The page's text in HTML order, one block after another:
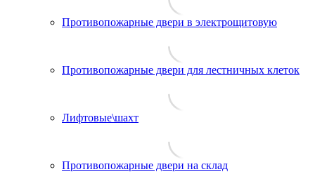
Противопожарные двери в электрощитовую
Противопожарные двери для лестничных клеток
Лифтовые\шахт
Противопожарные двери на склад